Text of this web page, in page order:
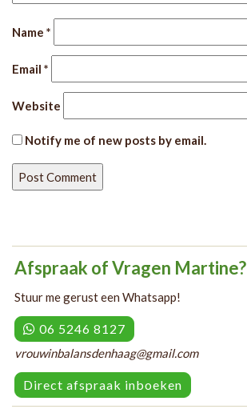
Name *
Email *
Website
Notify me of new posts by email.
Afspraak of Vragen Martine?
Stuur me gerust een Whatsapp!
06 5246 8127
vrouwinbalansdenhaag@gmail.com
Direct afspraak inboeken